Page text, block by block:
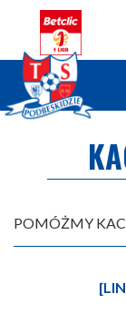
POMÓŻMY